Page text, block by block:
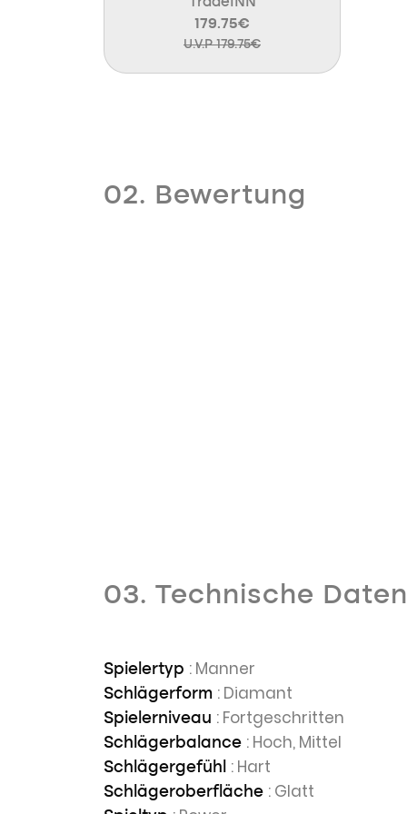
179.75€
U.V.P 179.75€
02. Bewertung
03. Technische Daten
Spielertyp : Manner
Schlägerform : Diamant
Spielerniveau : Fortgeschritten
Schlägerbalance : Hoch, Mittel
Schlägergefühl : Hart
Schlägeroberfläche : Glatt